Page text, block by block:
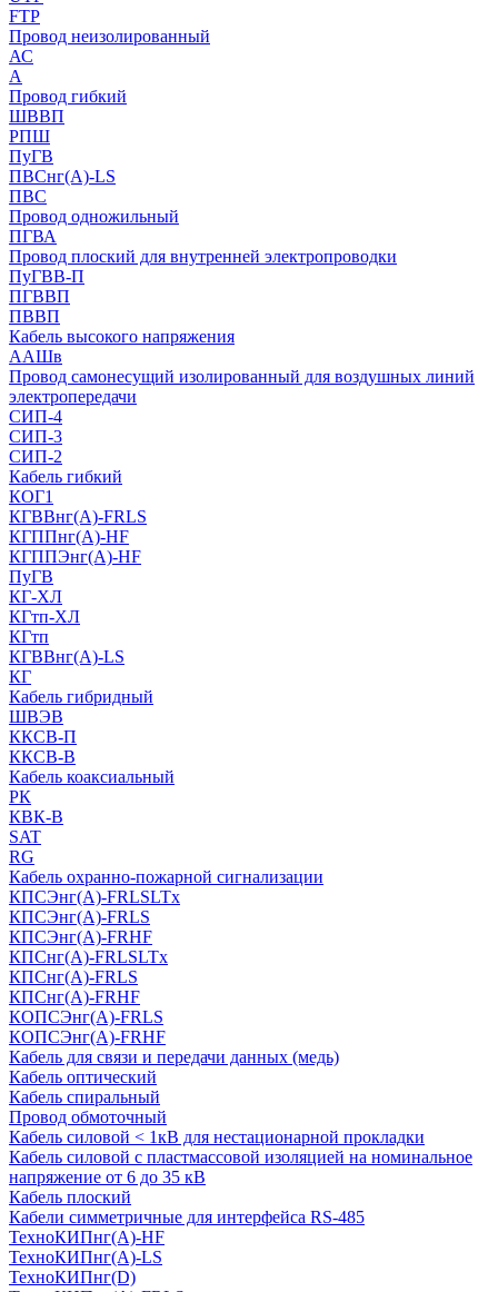
FTP
Провод неизолированный
АС
А
Провод гибкий
ШВВП
РПШ
ПуГВ
ПВСнг(А)-LS
ПВС
Провод одножильный
ПГВА
Провод плоский для внутренней электропроводки
ПуГВВ-П
ПГВВП
ПВВП
Кабель высокого напряжения
ААШв
Провод самонесущий изолированный для воздушных линий
электропередачи
СИП-4
СИП-3
СИП-2
Кабель гибкий
КОГ1
КГВВнг(А)-FRLS
КГППнг(A)-HF
КГППЭнг(A)-HF
ПуГВ
КГ-ХЛ
КГтп-ХЛ
КГтп
КГВВнг(А)-LS
КГ
Кабель гибридный
ШВЭВ
ККСВ-П
ККСВ-В
Кабель коаксиальный
РК
КВК-В
SAT
RG
Кабель охранно-пожарной сигнализации
КПСЭнг(А)-FRLSLTx
КПСЭнг(А)-FRLS
КПСЭнг(А)-FRHF
КПСнг(А)-FRLSLTx
КПСнг(А)-FRLS
КПСнг(А)-FRHF
КОПСЭнг(А)-FRLS
КОПСЭнг(А)-FRHF
Кабель для связи и передачи данных (медь)
Кабель оптический
Кабель спиральный
Провод обмоточный
Кабель силовой < 1кВ для нестационарной прокладки
Кабель силовой с пластмассовой изоляцией на номинальное
напряжение от 6 до 35 кВ
Кабель плоский
Кабели симметричные для интерфейса RS-485
ТеxноКИПнг(A)-HF
ТеxноКИПнг(A)-LS
ТеxноКИПнг(D)